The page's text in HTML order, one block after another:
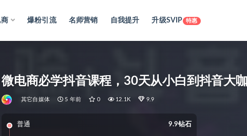
爆粉引流 名师营销 自我提升 升级SVIP 特惠
微电商必学抖音课程，30天从小白到抖音大咖
其它自媒体 5 年前 0 12.1K 9.9
普通 9.9钻石